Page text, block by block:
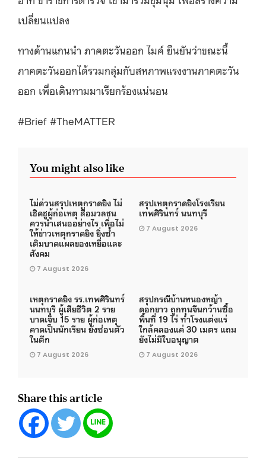
เปลี่ยนแปลง
ทางด้านแกนนำ ภาคตะวันออก ไมค์ ยืนยันว่าขณะนี้
ภาคตะวันออกได้รวมกลุ่มกับสหภาพแรงงานภาคตะวัน
ออก เพื่อเดินทามมาเรียกร้องแน่นอน
#Brief #TheMATTER
You might also like
ไม่ด่วนสรุปเหตุกราดยิง ไม่
เชิดชูผู้ก่อเหตุ สื่อมวลชน
ควรนำเสนออย่างไร เพื่อไม่
ให้ข่าวเหตุกราดยิง ยิ่งซ้ำ
เติมบาดแผลของเหยื่อและ
สังคม
7 August 2026
สรุปเหตุกราดยิงโรงเรียน
เทพศิรินทร์ นนทบุรี
7 August 2026
เหตุกราดยิง รร.เทพศิรินทร์
นนทบุรี ผู้เสียชีวิต 2 ราย
บาดเจ็บ 15 ราย ผู้ก่อเหตุ
คาดเป็นนักเรียน ยังซ่อนตัว
ในตึก
7 August 2026
สรุปกรณีบ้านหนองหญ้า
ดอกขาว ถูกทุนจีนกว้านซื้อ
พื้นที่ 19 ไร่ ทำโรงแต่งแร่
ใกล้คลองแค่ 30 เมตร แถม
ยังไม่มีใบอนุญาต
7 August 2026
Share this article